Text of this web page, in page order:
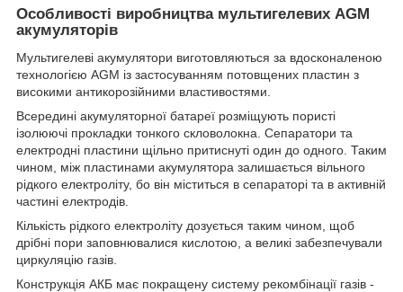
Особливості виробництва мультигелевих AGM
акумуляторів
Мультигелеві акумулятори виготовляються за вдосконаленою
технологією AGM із застосуванням потовщених пластин з
високими антикорозійними властивостями.
Всередині акумуляторної батареї розміщують пористі
ізолюючі прокладки тонкого скловолокна. Сепаратори та
електродні пластини щільно притиснуті один до одного. Таким
чином, між пластинами акумулятора залишається вільного
рідкого електроліту, бо він міститься в сепараторі та в активній
частині електродів.
Кількість рідкого електроліту дозується таким чином, щоб
дрібні пори заповнювалися кислотою, а великі забезпечували
циркуляцію газів.
Конструкція АКБ має покращену систему рекомбінації газів -